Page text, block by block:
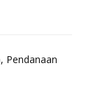
Pendanaan